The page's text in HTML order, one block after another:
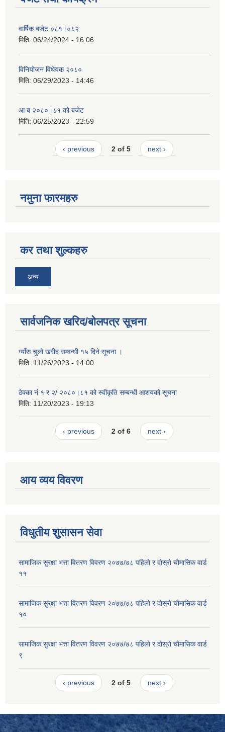
वार्षिक बजेट ०८१।०८२
मिति: 06/24/2024 - 16:06
विनियोजन विधेयक २०८०
मिति: 06/29/2023 - 14:46
आ ब २०८०।८१ को बजेट
मिति: 06/25/2023 - 22:59
‹ previous 2 of 5 next ›
नमुना फारमहरु
कर तथा शुल्कहरु
अन्य
सार्वजनिक खरिद/बोलपत्र सूचना
ग्याँस चुलो खरीद सम्वन्धी १५ दिने सूचना ।
मिति: 11/26/2023 - 14:00
ठेक्का नं १ र २/ २०८०।८१ को स्वीकृति सम्बन्धी आशयको सूचना
मिति: 11/20/2023 - 19:13
‹ previous 2 of 6 next ›
आय व्यय विवरण
विधुतीय शुसासन सेवा
सामाजिक सुरक्षा भत्ता वितरण विवरण २०७७/७८ पहिलाे र दाेस्राे चाैमासिक वार्ड
११
सामाजिक सुरक्षा भत्ता वितरण विवरण २०७७/७८ पहिलाे र दाेस्राे चाैमासिक वार्ड
१०
सामाजिक सुरक्षा भत्ता वितरण विवरण २०७७/७८ पहिलाे र दाेस्राे चाैमासिक वार्ड
९
‹ previous 2 of 5 next ›